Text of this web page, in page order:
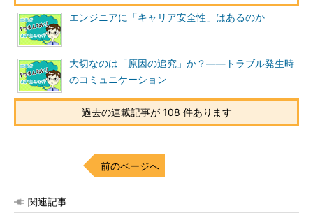
エンジニアに「キャリア安全性」はあるのか
大切なのは「原因の追究」か？――トラブル発生時
のコミュニケーション
過去の連載記事が 108 件あります
前のページへ
関連記事